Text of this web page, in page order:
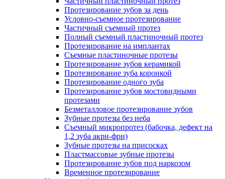
Протезирование зубов за день
Условно-съемное протезирование
Частичный съемный протез
Полный съемный пластиночный протез
Протезирование на имплантах
Съемные пластиночные протезы
Протезирование зубов керамикой
Протезирование зуба коронкой
Протезирование одного зуба
Протезирование зубов мостовидными
протезами
Безметалловое протезирование зубов
Зубные протезы без неба
Съемный микропротез (бабочка, дефект на
1,2 зуба акри-фри)
Зубные протезы на присосках
Пластмассовые зубные протезы
Протезирование зубов под наркозом
Временное протезирование